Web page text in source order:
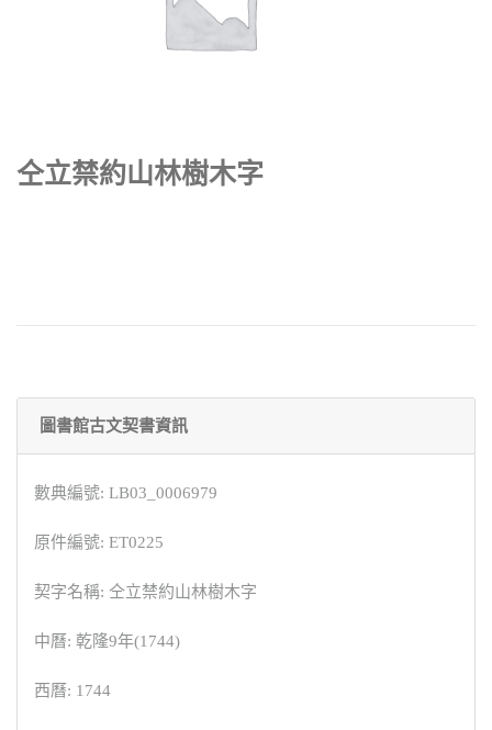
仝立禁約山林樹木字
圖書館古文契書資訊
數典編號: LB03_0006979
原件編號: ET0225
契字名稱: 仝立禁約山林樹木字
中曆: 乾隆9年(1744)
西曆: 1744